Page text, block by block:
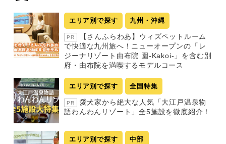
エリア別で探す 九州・沖縄
PR
【さんふらわあ】ウィズペットルーム
で快適な九州旅へ！ニューオープンの「レ
ジーナリゾート由布院 圍-Kakoi-」を含む別
府・由布院を満喫するモデルコース
エリア別で探す 全国特集
PR
愛犬家から絶大な人気「大江戸温泉物
語わんわんリゾート」全5施設を徹底紹介！
エリア別で探す 中部